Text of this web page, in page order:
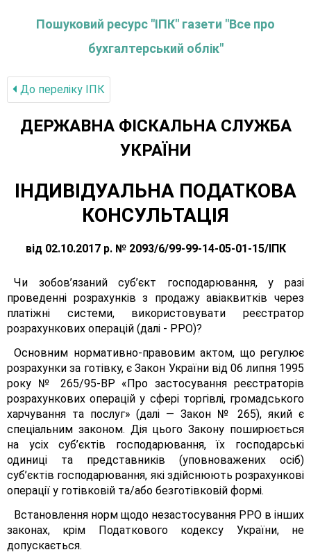
Пошуковий ресурс "ІПК" газети "Все про
бухгалтерський облік"
До переліку IПК
ДЕРЖАВНА ФІСКАЛЬНА СЛУЖБА
УКРАЇНИ
ІНДИВІДУАЛЬНА ПОДАТКОВА
КОНСУЛЬТАЦІЯ
від 02.10.2017 р. № 2093/6/99-99-14-05-01-15/ІПК
Чи зобов’язаний суб’єкт господарювання, у разі
проведенні розрахунків з продажу авіаквитків через
платіжні системи, використовувати реєстратор
розрахункових операцій (далі - РРО)?
Основним нормативно-правовим актом, що регулює
розрахунки за готівку, є Закон України від 06 липня 1995
року № 265/95-ВР «Про застосування реєстраторів
розрахункових операцій у сфері торгівлі, громадського
харчування та послуг» (далі — Закон № 265), який є
спеціальним законом. Дія цього Закону поширюється
на усіх суб’єктів господарювання, їх господарські
одиниці та представників (уповноважених осіб)
суб’єктів господарювання, які здійснюють розрахункові
операції у готівковій та/або безготівковій формі.
Встановлення норм щодо незастосування РРО в інших
законах, крім Податкового кодексу України, не
допускається.